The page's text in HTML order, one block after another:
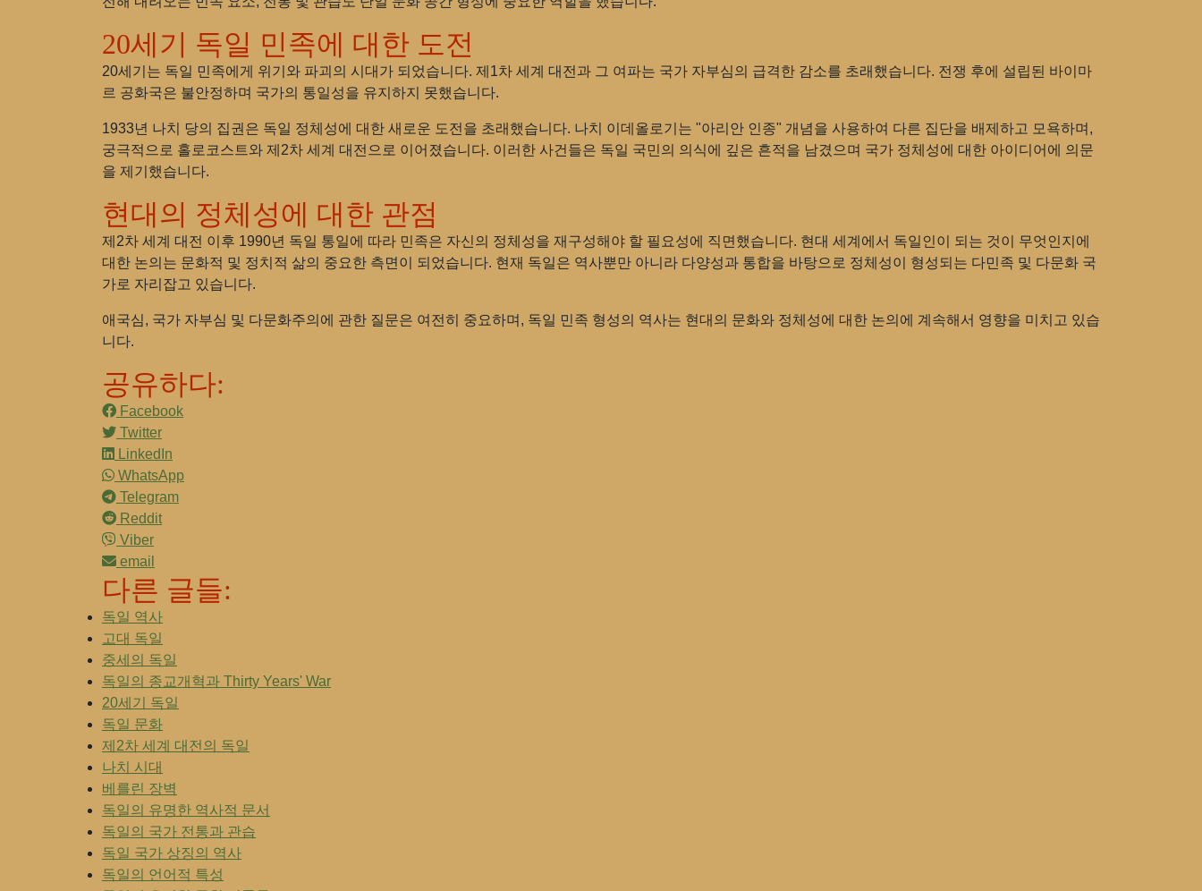
20세기 독일 민족에 대한 도전
20세기는 독일 민족에게 위기와 파괴의 시대가 되었습니다. 제1차 세계 대전과 그 여파는 국가 자부심의 급격한 감소를 초래했습니다. 전쟁 후에 설립된 바이마
르 공화국은 불안정하며 국가의 통일성을 유지하지 못했습니다.
1933년 나치 당의 집권은 독일 정체성에 대한 새로운 도전을 초래했습니다. 나치 이데올로기는 "아리안 인종" 개념을 사용하여 다른 집단을 배제하고 모욕하며,
궁극적으로 홀로코스트와 제2차 세계 대전으로 이어졌습니다. 이러한 사건들은 독일 국민의 의식에 깊은 흔적을 남겼으며 국가 정체성에 대한 아이디어에 의문
을 제기했습니다.
현대의 정체성에 대한 관점
제2차 세계 대전 이후 1990년 독일 통일에 따라 민족은 자신의 정체성을 재구성해야 할 필요성에 직면했습니다. 현대 세계에서 독일인이 되는 것이 무엇인지에
대한 논의는 문화적 및 정치적 삶의 중요한 측면이 되었습니다. 현재 독일은 역사뿐만 아니라 다양성과 통합을 바탕으로 정체성이 형성되는 다민족 및 다문화 국
가로 자리잡고 있습니다.
애국심, 국가 자부심 및 다문화주의에 관한 질문은 여전히 ​​중요하며, 독일 민족 형성의 역사는 현대의 문화와 정체성에 대한 논의에 계속해서 영향을 미치고 있습
니다.
공유하다:
Facebook
Twitter
LinkedIn
WhatsApp
Telegram
Reddit
Viber
email
다른 글들:
독일 역사
고대 독일
중세의 독일
독일의 종교개혁과 Thirty Years' War
20세기 독일
독일 문화
제2차 세계 대전의 독일
나치 시대
베를린 장벽
독일의 유명한 역사적 문서
독일의 국가 전통과 관습
독일 국가 상징의 역사
독일의 언어적 특성